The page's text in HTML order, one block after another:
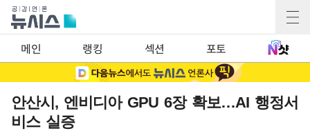
메인 랭킹 섹션 포토
안산시, 엔비디아 GPU 6장 확보…AI 행정서
비스 실증